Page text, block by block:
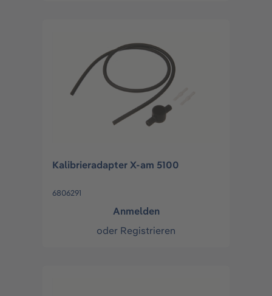
Kalibrieradapter X-am 5100
6806291
Anmelden
oder Registrieren